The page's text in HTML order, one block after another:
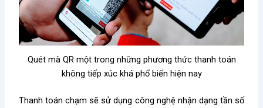
Quét mà QR một trong những phương thức thanh toán
không tiếp xúc khá phổ biến hiện nay
Thanh toán chạm sẽ sử dụng công nghệ nhận dạng tần số